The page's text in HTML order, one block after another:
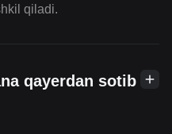
qiladi.
qayerdan sotib